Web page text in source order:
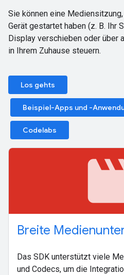
Sie können eine
Gerät gestartet haben (z. B. Ihr
Display verschieben oder über
in Ihrem Zuhause steuern.
Los gehts
Beispiel-Apps und -
Codelabs
Breite
Das SDK unterstützt viele
und Codecs, um die